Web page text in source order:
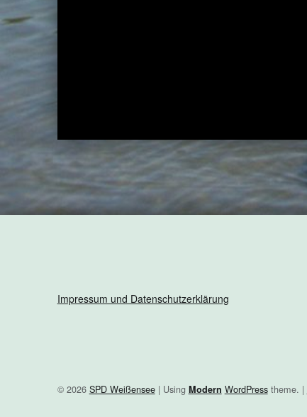
Impressum und Datenschutzerklärung
© 2026 SPD Weißensee | Using Modern WordPresstheme. |